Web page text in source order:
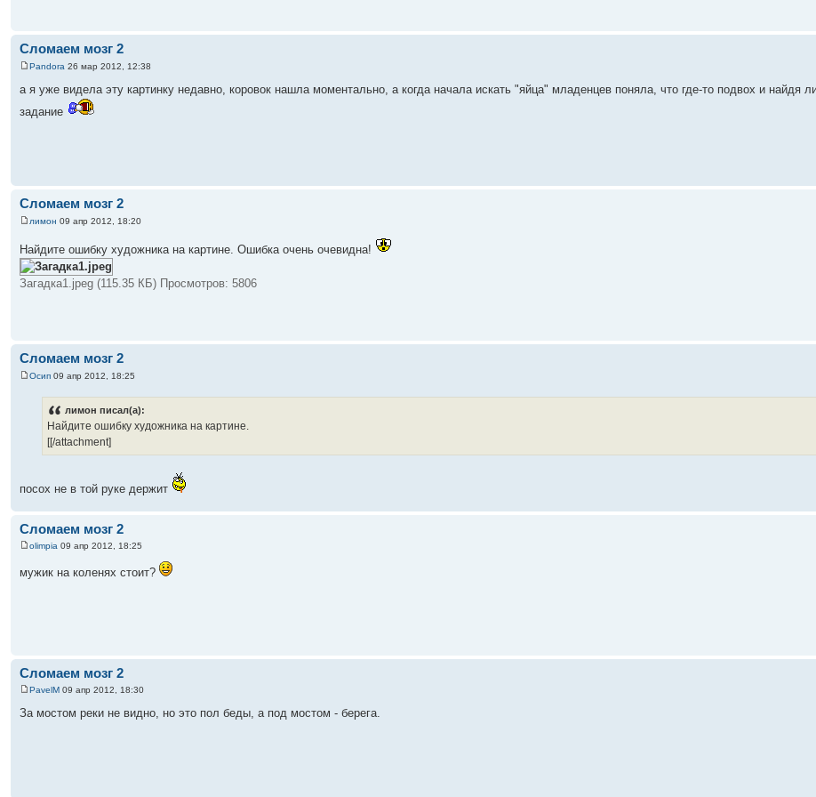
Сломаем мозг 2
Pandora 26 мар 2012, 12:38
а я уже видела эту картинку недавно, коровок нашла моментально, а когда начала искать "яйца" младенцев поняла, что где-то подвох и найдя
задание
Сломаем мозг 2
лимон 09 апр 2012, 18:20
Найдите ошибку художника на картине. Ошибка очень очевидна!
Загадка1.jpeg (115.35 КБ) Просмотров: 5806
Сломаем мозг 2
Осип 09 апр 2012, 18:25
лимон писал(а):
Найдите ошибку художника на картине.
[[/attachment]
посох не в той руке держит
Сломаем мозг 2
olimpia 09 апр 2012, 18:25
мужик на коленях стоит?
Сломаем мозг 2
PavelM 09 апр 2012, 18:30
За мостом реки не видно, но это пол беды, а под мостом - берега.